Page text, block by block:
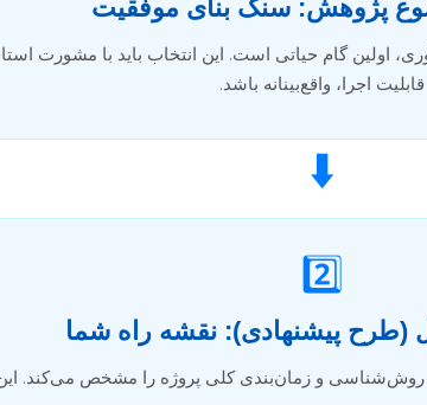
پژوهش: سنگ بنای موفقیت
اولین گام حیاتی است. این انتخاب باید با مشورت
قابلیت اجرا، واقع‌بینانه باشد.
⬇️
2️⃣
(طرح پیشنهادی): نقشه راه شما
و زمان‌بندی کلی پروژه را مشخص می‌کند. این